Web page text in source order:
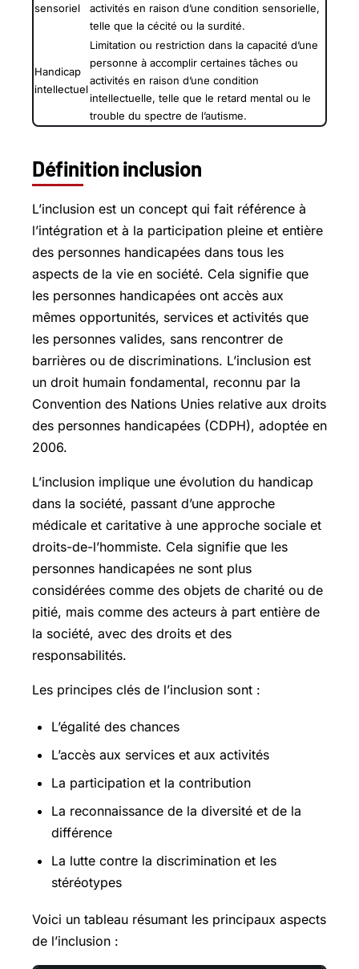
sensoriel
activités en raison d’une condition sensorielle,
telle que la cécité ou la surdité.
Handicap
intellectuel
Limitation ou restriction dans la capacité d’une
personne à accomplir certaines tâches ou
activités en raison d’une condition
intellectuelle, telle que le retard mental ou le
trouble du spectre de l’autisme.
Définition inclusion
L’inclusion est un concept qui fait référence à
l’intégration et à la participation pleine et entière
des personnes handicapées dans tous les
aspects de la vie en société. Cela signifie que
les personnes handicapées ont accès aux
mêmes opportunités, services et activités que
les personnes valides, sans rencontrer de
barrières ou de discriminations. L’inclusion est
un droit humain fondamental, reconnu par la
Convention des Nations Unies relative aux droits
des personnes handicapées (CDPH), adoptée en
2006.
L’inclusion implique une évolution du handicap
dans la société, passant d’une approche
médicale et caritative à une approche sociale et
droits-de-l’hommiste. Cela signifie que les
personnes handicapées ne sont plus
considérées comme des objets de charité ou de
pitié, mais comme des acteurs à part entière de
la société, avec des droits et des
responsabilités.
Les principes clés de l’inclusion sont :
L’égalité des chances
L’accès aux services et aux activités
La participation et la contribution
La reconnaissance de la diversité et de la
différence
La lutte contre la discrimination et les
stéréotypes
Voici un tableau résumant les principaux aspects
de l’inclusion :